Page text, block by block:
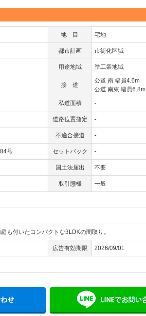
地目 宅地
都市計画 市街化区域
用途地域 準工業地域
接道
公道 南 幅員4.6m
公道 南東 幅員6.8m
私道面積 -
道路位置指定 -
不適合接道 -
号 セットバック -
国土法届出 不要
取引態様 一般
も付いたコンパクトな3LDKの間取り。
広告有効期限 2026/09/01
メールでお問い合わせ